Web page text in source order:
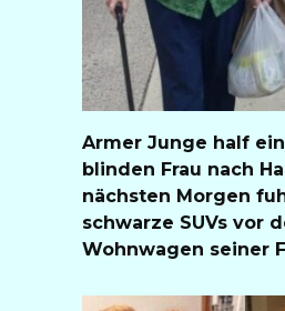
Armer Junge half
blinden Frau nach
nächsten Morgen
schwarze SUVs vor
Wohnwagen seiner